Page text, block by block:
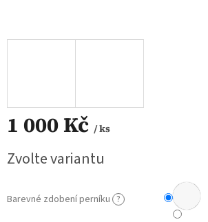
1 000 Kč / ks
cena:
Zvolte variantu
Barevné zdobení perníku ?